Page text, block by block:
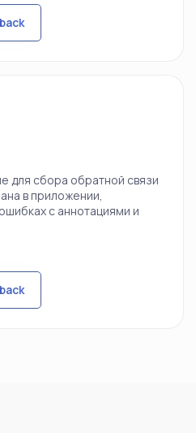
для сбора обратной связи
в приложении,
с аннотациями и